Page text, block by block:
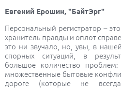
Евгений Ерошин, "БайтЭрг"
Персональный регистратор –
хранитель правды и оплот
это ни звучало, но, увы, в
спорных ситуаций, в
большое количество
множественные бытовые
дороге (которые не